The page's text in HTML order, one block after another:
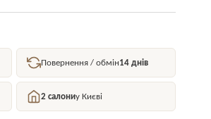
Повернення / обмін14 днів
2 салониу Києві